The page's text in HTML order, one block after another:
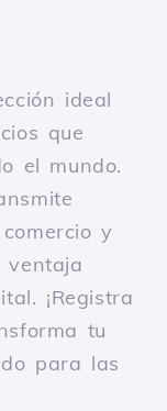
ideal
que
el mundo.
y
ventaja
¡Registra
tu
para las